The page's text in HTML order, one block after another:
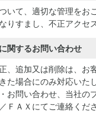
いて、適切な管理をお
りすまし、不正アクセ
関するお問い合わせ
、追加又は削除は、お
た場合にのみ対応いた
お問い合わせ、当社の
ＦＡＸにてご連絡くださ